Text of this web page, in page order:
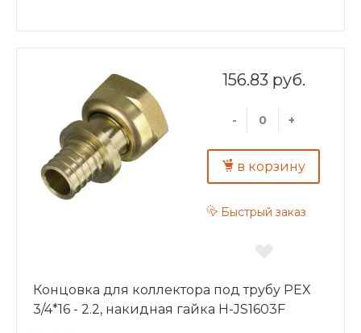
156.83 руб.
- +
в корзину
Быстрый заказ
Концовка для коллектора под трубу PEX
3/4*16 - 2.2, накидная гайка H-JS1603F